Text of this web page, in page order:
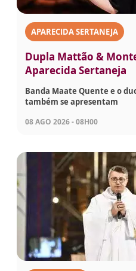
APARECIDA SERTANEJA
Dupla Mattão &
Aparecida Sertaneja
Banda Maate Quente e o
também se apresentam
08 AGO 2026 - 08H00